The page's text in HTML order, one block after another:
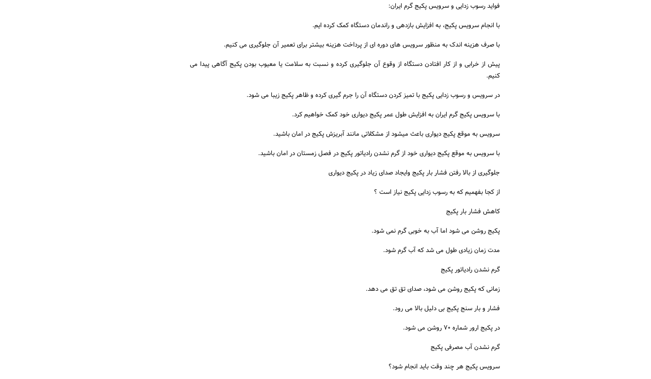
فواید رسوب زدایی و سرویس پکیج گرم ایران:
با انجام سرویس پکیج، به افزایش بازدهی و راندمان دستگاه کمک کرده ایم.
با صرف هزینه اندک به منظور سرویس های دوره ای از پرداخت هزینه بیشتر برای تعمیر آن جلوگیری می کنیم.
پیش از خرابی و از کار افتادن دستگاه از وقوع آن جلوگیری کرده و نسبت به سلامت یا معیوب بودن پکیج آگاهی پیدا می
کنیم.
در سرویس و رسوب زدایی پکیج با تمیز کردن دستگاه آن را جرم گیری کرده و ظاهر پکیج زیبا می شود.
با سرویس پکیج گرم ایران به افزایش طول عمر پکیج دیواری خود کمک خواهیم کرد.
سرویس به موقع پکیج دیواری باعث میشود از مشکلاتی مانند آبریزش پکیج در امان باشید.
با سرویس به موقع پکیج دیواری خود از گرم نشدن رادیاتور پکیج در فصل زمستان در امان باشید.
جلوگیری از بالا رفتن فشار بار پکیج وایجاد صدای زیاد در پکیج دیواری
از کجا بفهمیم که به رسوب زدایی پکیج نیاز است ؟
کاهش فشار بار پکیج
پکیج روشن می شود اما آب به خوبی گرم نمی شود.
مدت زمان زیادی طول می شد که آب گرم شود.
گرم نشدن رادیاتور پکیج
زمانی که پکیج روشن می شود، صدای تق تق می دهد.
فشار و بار سنج پکیج بی دلیل بالا می رود.
در پکیج ارور شماره ۷۰ روشن می شود.
گرم نشدن آب مصرفی پکیج
سرویس پکیج هر چند وقت باید انجام شود؟